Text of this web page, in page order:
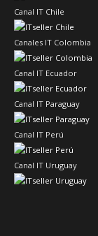
Canal IT Chile
Canales IT Colombia
Canal IT Ecuador
Canal IT Paraguay
Canal IT Perú
Canal IT Uruguay